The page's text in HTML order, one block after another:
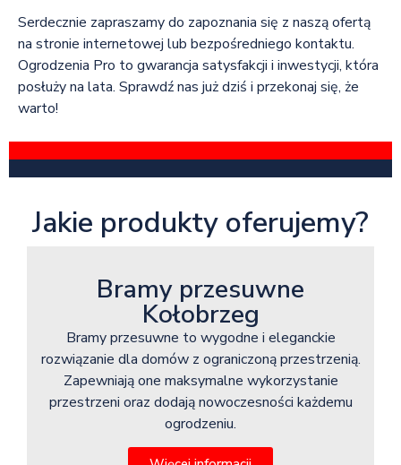
Serdecznie zapraszamy do zapoznania się z naszą ofertą
na stronie internetowej lub bezpośredniego kontaktu.
Ogrodzenia Pro to gwarancja satysfakcji i inwestycji, która
posłuży na lata. Sprawdź nas już dziś i przekonaj się, że
warto!
Jakie produkty oferujemy?
Bramy przesuwne
Kołobrzeg
Bramy przesuwne to wygodne i eleganckie
rozwiązanie dla domów z ograniczoną przestrzenią.
Zapewniają one maksymalne wykorzystanie
przestrzeni oraz dodają nowoczesności każdemu
ogrodzeniu.